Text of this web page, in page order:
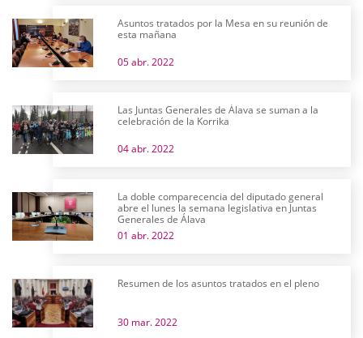
Asuntos tratados por la Mesa en su reunión de
esta mañana
05 abr. 2022
Las Juntas Generales de Álava se suman a la
celebración de la Korrika
04 abr. 2022
La doble comparecencia del diputado general
abre el lunes la semana legislativa en Juntas
Generales de Álava
01 abr. 2022
Resumen de los asuntos tratados en el pleno
30 mar. 2022